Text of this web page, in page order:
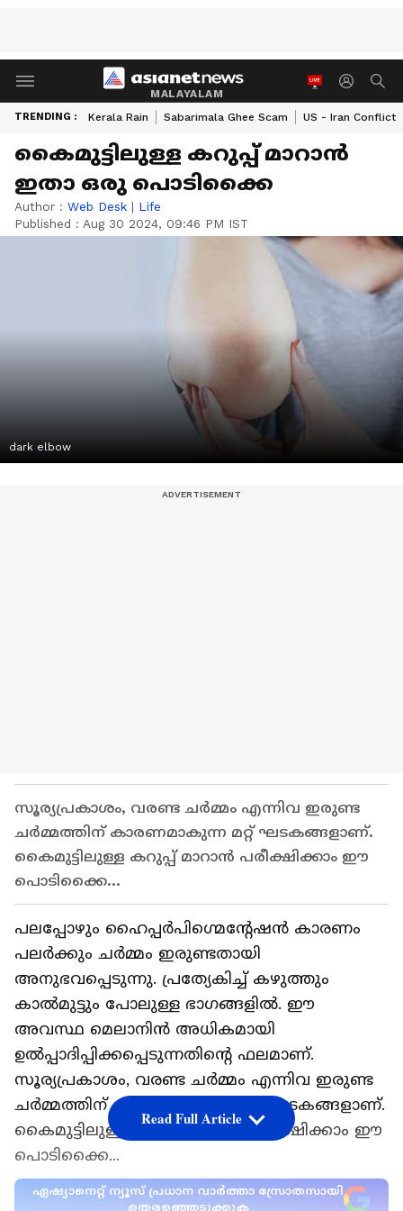
MALAYALAM
TRENDING : Kerala Rain Sabarimala Ghee Scam US - Iran Conflict
കെെമുട്ടിലുള്ള കറുപ്പ് മാറാൻ
ഇതാ ഒരു പൊടിക്കെെ
Author : Web Desk | Life
Published : Aug 30 2024, 09:46 PM IST
dark elbow
സൂര്യപ്രകാശം, വരണ്ട ചർമ്മം എന്നിവ ഇരുണ്ട
ചർമ്മത്തിന് കാരണമാകുന്ന മറ്റ് ഘടകങ്ങളാണ്.
കെെമുട്ടിലുള്ള കറുപ്പ് മാറാൻ പരീക്ഷിക്കാം ഈ
പൊടിക്കെെ...
പലപ്പോഴും ഹൈപ്പർപിഗ്മെൻ്റേഷൻ കാരണം
പലർക്കും ചർമ്മം ഇരുണ്ടതായി
അനുഭവപ്പെടുന്നു. പ്രത്യേകിച്ച് കഴുത്തും
കാൽമുട്ടും പോലുള്ള ഭാഗങ്ങളിൽ. ഈ
അവസ്ഥ മെലാനിൻ അധികമായി
ഉൽപ്പാദിപ്പിക്കപ്പെടുന്നതിൻ്റെ ഫലമാണ്.
സൂര്യപ്രകാശം, വരണ്ട ചർമ്മം എന്നിവ ഇരുണ്ട
ചർമ്മത്തിന് കാരണമാകുന്ന മറ്റ് ഘടകങ്ങളാണ്.
കെെമുട്ടിലുള്ള കറുപ്പ് മാറാൻ പരീക്ഷിക്കാം ഈ
പൊടിക്കെെ...
ഏഷ്യാനെറ്റ് ന്യൂസ് പ്രധാന വാർത്താ സ്രോതസായി
തെരഞ്ഞെടുക്കുക
Read Full Article